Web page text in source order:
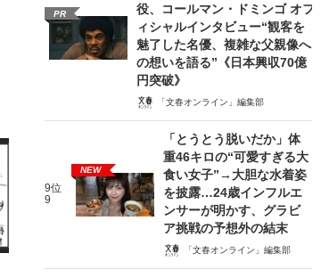
PR
役、コールマン・ドミンゴ オフ
ィシャルインタビュー“観客を
魅了した名優、複雑な父親像へ
の想いを語る”《日本興収70億
円突破》
「文春オンライン」編集部
9位
9
NEW
「とうとう脱いだか」体
重46キロの“可愛すぎる大
食い女子”→大胆な水着姿
を披露…24歳インフルエ
ンサーが明かす、グラビ
ア挑戦の予想外の結末
「文春オンライン」編集部